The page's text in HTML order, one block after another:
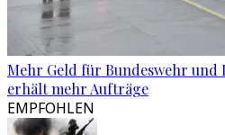
Mehr Geld für Bundeswehr
erhält mehr Aufträge
EMPFOHLEN